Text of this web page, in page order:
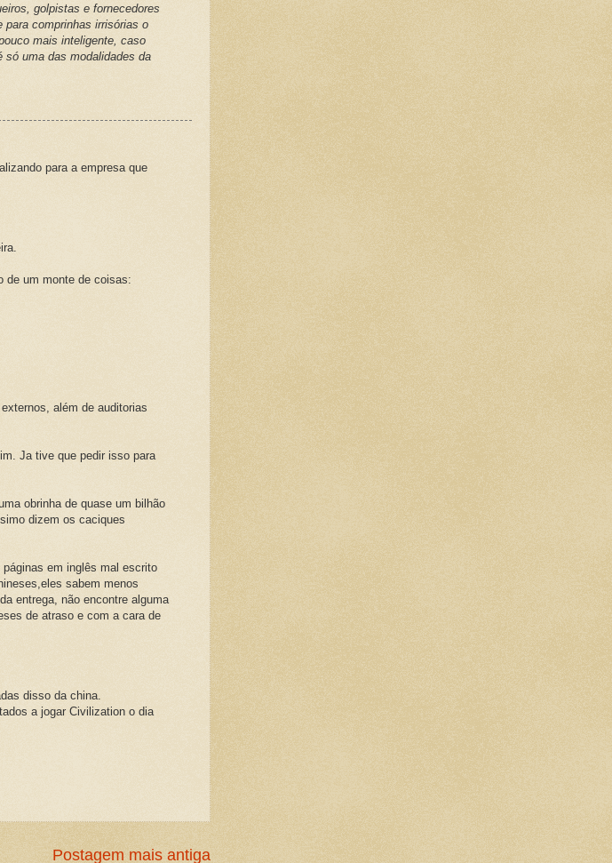
golpistas e fornecedores
para comprinhas irrisórias o
mais inteligente, caso
só uma das modalidades da
para a empresa que
de um monte de coisas:
além de auditorias
Ja tive que pedir isso para
obrinha de quase um bilhão
dizem os caciques
em inglês mal escrito
sabem menos
entrega, não encontre alguma
de atraso e com a cara de
disso da china.
a jogar Civilization o dia
Postagem mais antiga